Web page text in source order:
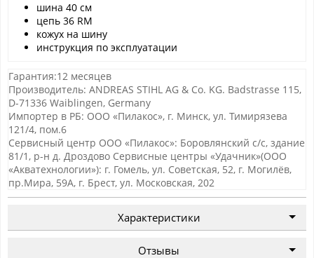
шина 40 см
цепь 36 RM
кожух на шину
инструкция по эксплуатации
Гарантия:12 месяцев
Производитель: ANDREAS STIHL AG & Co. KG. Badstrasse 115,
D-71336 Waiblingen, Germany
Импортер в РБ: ООО «Пилакос», г. Минск, ул. Тимирязева
121/4, пом.6
Сервисный центр ООО «Пилакос»: Боровлянский с/с, здание
81/1, р-н д. Дроздово Сервисные центры «Удачник»(ООО
«Акватехнологии»): г. Гомель, ул. Советская, 52, г. Могилёв,
пр.Мира, 59А, г. Брест, ул. Московская, 202
Характеристики
Отзывы